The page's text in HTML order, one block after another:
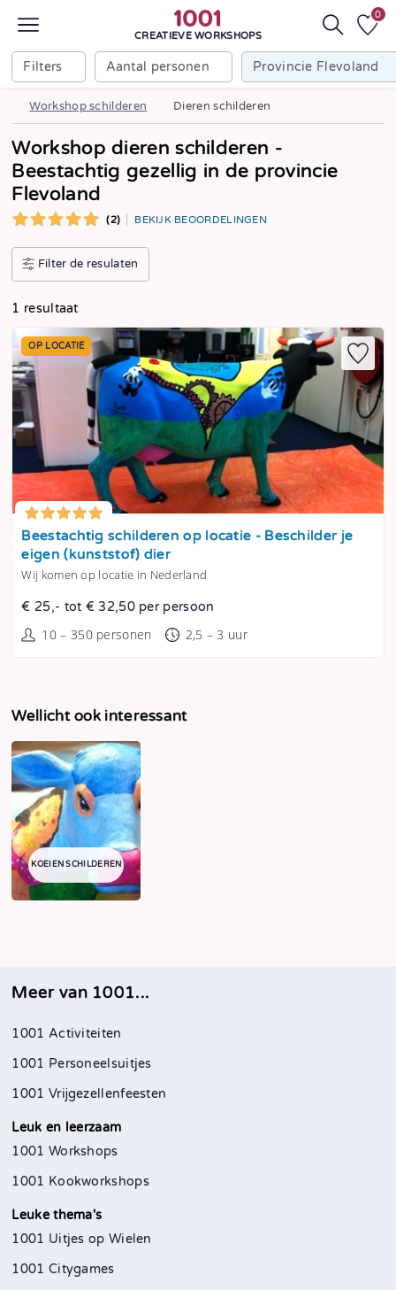
CREATIEVE WORKSHOPS
Filters Aantal personen Provincie Flevoland
0
Workshop schilderen Dieren schilderen
Workshop dieren schilderen -
Beestachtig gezellig in de provincie
Flevoland
(2) BEKIJK BEOORDELINGEN
Filter de resulaten
1 resultaat
Tonen
OP LOCATIE
Beestachtig schilderen op locatie - Beschilder je
eigen (kunststof) dier
Wij komen op locatie in Nederland
€ 25,- tot € 32,50 per persoon
10 – 350 personen 2,5 – 3 uur
Wellicht ook interessant
KOEIEN SCHILDEREN
Meer van 1001...
1001 Activiteiten
1001 Personeelsuitjes
1001 Vrijgezellenfeesten
Leuk en leerzaam
1001 Workshops
1001 Kookworkshops
Leuke thema's
1001 Uitjes op Wielen
1001 Citygames